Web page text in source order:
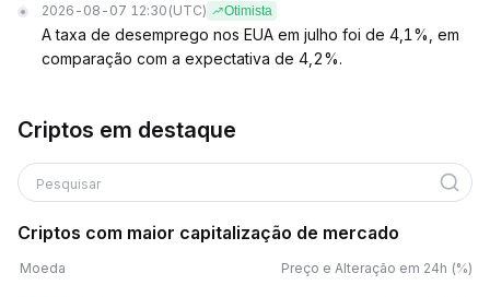
2026-08-07 12:30 (UTC) Otimista
A taxa de desemprego nos EUA em julho foi de 4,1%, em
comparação com a expectativa de 4,2%.
Criptos em destaque
Pesquisar
Criptos com maior capitalização de mercado
Moeda Preço e Alteração em 24h (%)